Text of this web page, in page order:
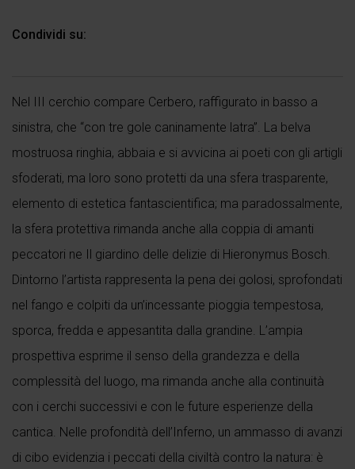
Cerbero
Condividi su:
Nel III cerchio compare Cerbero, raffigurato in basso a
sinistra, che “con tre gole caninamente latra”. La belva
mostruosa ringhia, abbaia e si avvicina ai poeti con gli artigli
sfoderati, ma loro sono protetti da una sfera trasparente,
elemento di estetica fantascientifica; ma paradossalmente,
la sfera protettiva rimanda anche alla coppia di amanti
peccatori ne Il giardino delle delizie di Hieronymus Bosch.
Dintorno l’artista rappresenta la pena dei golosi, sprofondati
nel fango e colpiti da un’incessante pioggia tempestosa,
sporca, fredda e appesantita dalla grandine. L’ampia
prospettiva esprime il senso della grandezza e della
complessità del luogo, ma rimanda anche alla continuità
con i cerchi successivi e con le future esperienze della
cantica. Nelle profondità dell’Inferno, un ammasso di avanzi
di cibo evidenzia i peccati della civiltà contro la natura: è